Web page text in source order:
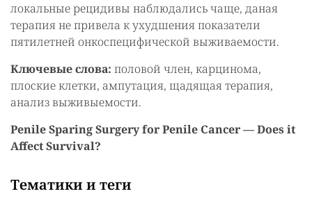
локальные рецидивы наблюдались чаще, даная
терапия не привела к ухудшения показатели
пятилетней онкоспецифической выживаемости.
Ключевые слова: половой член, карцинома,
плоские клетки, ампутация, щадящая терапия,
анализ выживыемости.
Penile Sparing Surgery for Penile Cancer — Does it
Affect Survival?
Тематики и теги